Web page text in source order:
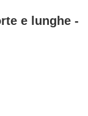
e lunghe -